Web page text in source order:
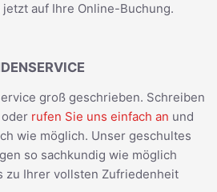
auf Ihre Online-Buchung.
groß geschrieben. Schreiben
rufen Sie uns einfach an und
wie möglich. Unser geschultes
so sachkundig wie möglich
zu Ihrer vollsten Zufriedenheit